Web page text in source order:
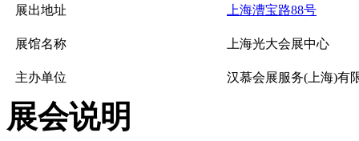
展出地址 上海漕宝路88号
展馆名称 上海光大会展中心
主办单位 汉慕会展服务(上海)有
展会说明